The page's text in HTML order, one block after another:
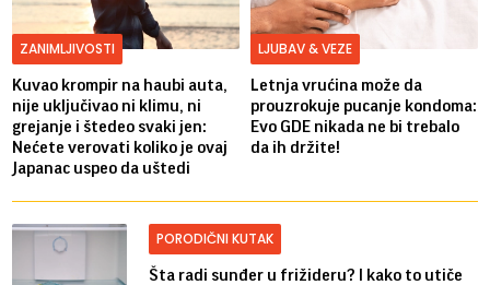
ZANIMLJIVOSTI
Kuvao krompir na haubi auta,
nije uključivao ni klimu, ni
grejanje i štedeo svaki jen:
Nećete verovati koliko je ovaj
Japanac uspeo da uštedi
LJUBAV & VEZE
Letnja vrućina može da
prouzrokuje pucanje kondoma:
Evo GDE nikada ne bi trebalo
da ih držite!
PORODIČNI KUTAK
Šta radi sunđer u frižideru? I kako to utiče